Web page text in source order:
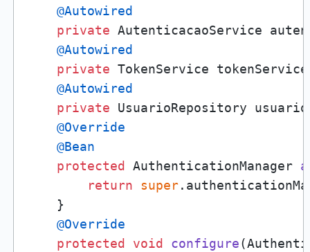
@Autowired
private AutenticacaoService
@Autowired
private TokenService
@Autowired
private UsuarioRepository
@Override
@Bean
protected
AuthenticationManager
return
super
    }
@Override
protected
void configure